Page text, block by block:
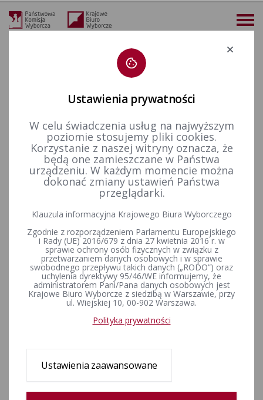
Deklaracja dostępności
więcej
Dla mediów Galeria Wybory do Sejmu i Senatu w 2019 r. Wybory do Sejmu i Senatu 2019 - Konferencje prasowe z dnia 14 października
Wybory do Sejmu i Senatu
2019 - Konferencje prasowe z
dnia 14 października
Ustawienia prywatności
W celu świadczenia usług na najwyższym
poziomie stosujemy pliki cookies.
Korzystanie z naszej witryny oznacza, że
będą one zamieszczane w Państwa
urządzeniu. W każdym momencie można
dokonać zmiany ustawień Państwa
przeglądarki.
Klauzula informacyjna Krajowego Biura Wyborczego
Zgodnie z rozporządzeniem Parlamentu Europejskiego
i Rady (UE) 2016/679 z dnia 27 kwietnia 2016 r. w
sprawie ochrony osób fizycznych w związku z
przetwarzaniem danych osobowych i w sprawie
swobodnego przepływu takich danych („RODO”) oraz
uchylenia dyrektywy 95/46/WE informujemy, że
administratorem Pani/Pana danych osobowych jest
Krajowe Biuro Wyborcze z siedzibą w Warszawie, przy
ul. Wiejskiej 10, 00-902 Warszawa.
Polityka prywatności
Ustawienia zaawansowane